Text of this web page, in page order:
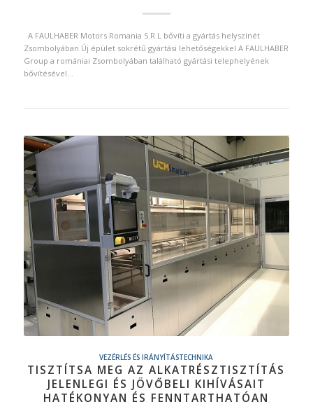
A FAULHABER Motors Romania S.R.L bővíti a gyártás helyszínét
Zsombolyában Új épület sokrétű gyártási lehetőségekkel A FAULHABER
Group a romániai Zsombolyában található gyártási telephelyének
bővítésével…
VEZÉRLÉS ÉS IRÁNYÍTÁSTECHNIKA
TISZTÍTSA MEG AZ ALKATRÉSZTISZTÍTÁS
JELENLEGI ÉS JÖVŐBELI KIHÍVÁSAIT
HATÉKONYAN ÉS FENNTARTHATÓAN